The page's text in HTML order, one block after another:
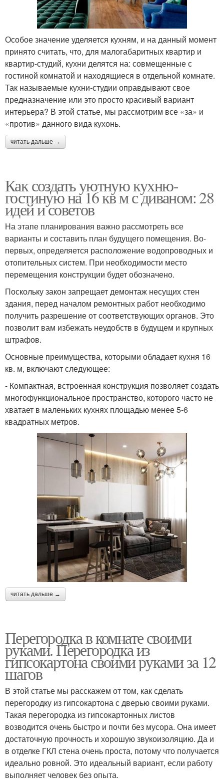
Особое значение уделяется кухням, и на данный момент
принято считать, что, для малогабаритных квартир и
квартир-студий, кухни делятся на: совмещенные с
гостиной комнатой и находящиеся в отдельной комнате.
Так называемые кухни-студии оправдывают свое
предназначение или это просто красивый вариант
интерьера? В этой статье, мы рассмотрим все «за» и
«против» данного вида кухонь.
читать дальше →
Как создать уютную кухню-
гостиную на 16 кв м с диваном: 28
идей и советов
На этапе планирования важно рассмотреть все
варианты и составить план будущего помещения. Во-
первых, определяется расположение водопроводных и
отопительных систем. При необходимости место
перемещения конструкции будет обозначено.
Поскольку закон запрещает демонтаж несущих стен
здания, перед началом ремонтных работ необходимо
получить разрешение от соответствующих органов. Это
позволит вам избежать неудобств в будущем и крупных
штрафов.
Основные преимущества, которыми обладает кухня 16
кв. м, включают следующее:
- Компактная, встроенная конструкция позволяет создать
многофункциональное пространство, которого часто не
хватает в маленьких кухнях площадью менее 5-6
квадратных метров.
читать дальше →
Перегородка в комнате своими
руками. Перегородка из
гипсокартона своими руками за 12
шагов
В этой статье мы расскажем от том, как сделать
перегородку из гипсокартона с дверью своими руками.
Такая перегородка из гипсокартонных листов
возводится очень быстро и почти без мусора. Она имеет
достаточную прочность и хорошую звукоизоляцию. Да и
в отделке ГКЛ стена очень проста, потому что получается
идеально ровной. Это идеальный вариант, если работу
выполняет человек без опыта.